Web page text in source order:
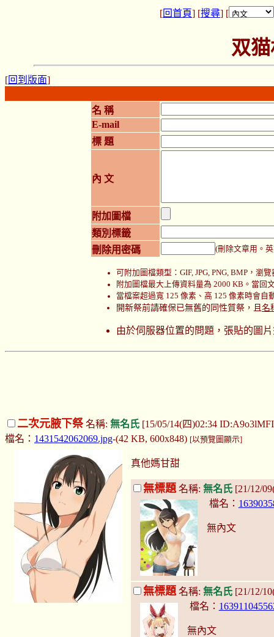
[回首頁] [搜尋] [
双
[回到版面]
名 稱
E-mail
標 題
內 文
附加圖檔
類別標籤
刪除用密碼
(刪除文章用。
可附加圖檔類型：GIF, JPG, PNG, BMP，瀏
附加圖檔最大上傳資料量為 2000 KB。當回
當檔案超過寬 125 像素、高 125 像素時會自
開新祭前請確保已無舊的同性質祭，且名
由於伺服器位置的問題，張貼的圖
二次元腋下祭名稱: 無名氏 [15/05/14(四)02:34
檔名： 1431542062069.jpg-(42 KB, 600x848) [以預覽圖顯示]
真他媽甘甜
無標題 名稱:無名氏 [21/12/
檔名：
無內文
無標題 名稱:無名氏 [21/12/
檔名：
無內文